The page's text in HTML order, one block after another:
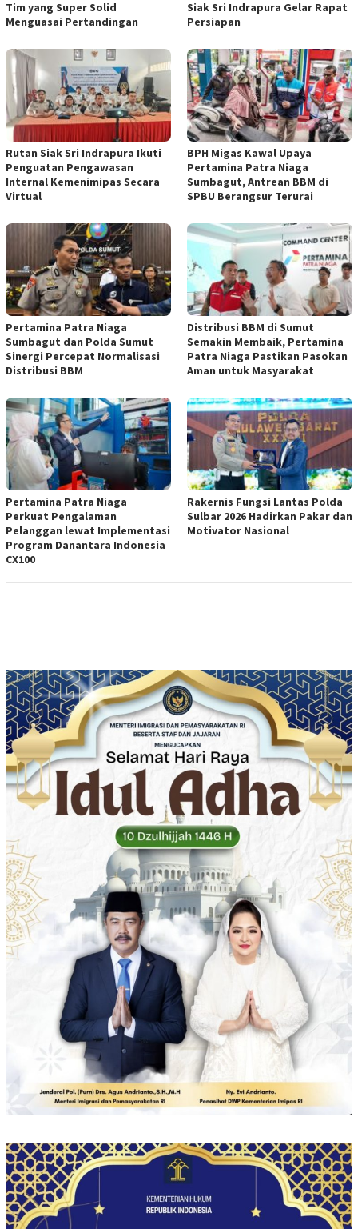
Tim yang Super Solid
Menguasai Pertandingan
Siak Sri Indrapura Gelar Rapat
Persiapan
Rutan Siak Sri Indrapura Ikuti
Penguatan Pengawasan
Internal Kemenimipas Secara
Virtual
BPH Migas Kawal Upaya
Pertamina Patra Niaga
Sumbagut, Antrean BBM di
SPBU Berangsur Terurai
Pertamina Patra Niaga
Sumbagut dan Polda Sumut
Sinergi Percepat Normalisasi
Distribusi BBM
Distribusi BBM di Sumut
Semakin Membaik, Pertamina
Patra Niaga Pastikan Pasokan
Aman untuk Masyarakat
Pertamina Patra Niaga
Perkuat Pengalaman
Pelanggan lewat Implementasi
Program Danantara Indonesia
CX100
Rakernis Fungsi Lantas Polda
Sulbar 2026 Hadirkan Pakar dan
Motivator Nasional